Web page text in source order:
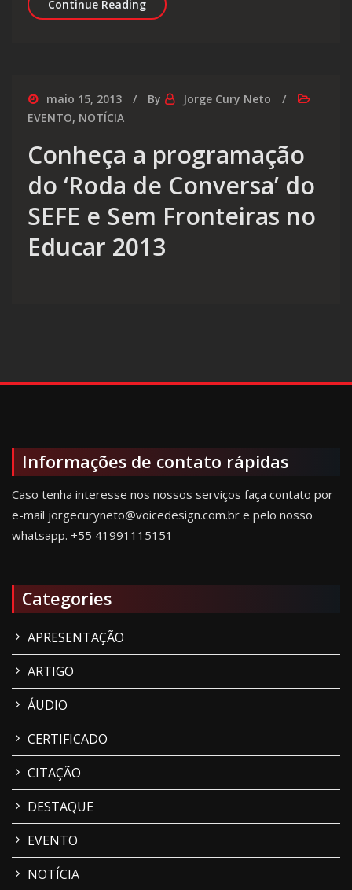
Continue ReadingA cognição lógica e a estética, a
maio 15, 2013 By
Jorge Cury Neto
EVENTO, NOTÍCIA
Conheça a programação
do ‘Roda de Conversa’ do
SEFE e Sem Fronteiras no
Educar 2013
Informações de contato rápidas
Caso tenha interesse nos nossos serviços faça contato por
e-mail jorgecuryneto@voicedesign.com.br e pelo nosso
whatsapp. +55 41991115151
Categories
APRESENTAÇÃO
ARTIGO
ÁUDIO
CERTIFICADO
CITAÇÃO
DESTAQUE
EVENTO
NOTÍCIA